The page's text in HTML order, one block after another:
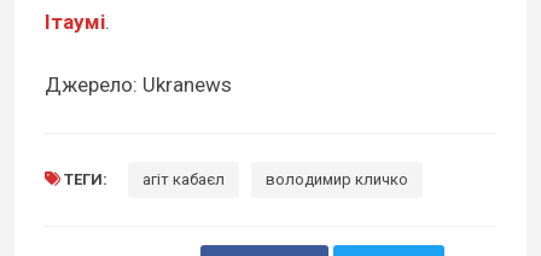
Ітаумі.
Джерело: Ukranews
ТЕГИ: агіт кабаєл володимир кличко